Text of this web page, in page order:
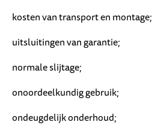
kosten van transport en montage;
uitsluitingen van garantie;
normale slijtage;
onoordeelkundig gebruik;
ondeugdelijk onderhoud;